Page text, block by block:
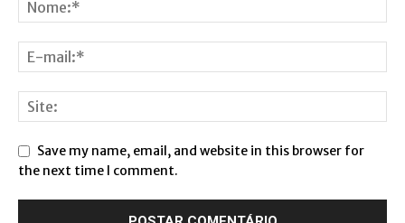
Save my name, email, and website in this browser for
the next time I comment.